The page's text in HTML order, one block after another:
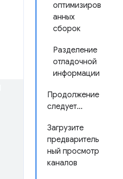
оптимизиров
анных
сборок
Разделение
отладочной
информации
Продолжение
следует…
Загрузите
предваритель
ный просмотр
каналов